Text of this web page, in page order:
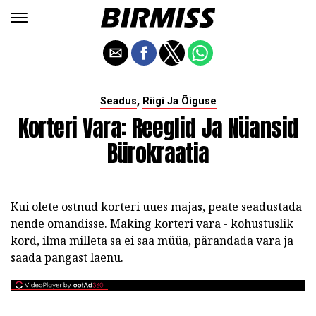
Seadus, Riigi Ja Õiguse
Korteri Vara: Reeglid Ja Nüansid
Bürokraatia
Kui olete ostnud korteri uues majas, peate seadustada
nende omandisse. Making korteri vara - kohustuslik
kord, ilma milleta sa ei saa müüa, pärandada vara ja
saada pangast laenu.